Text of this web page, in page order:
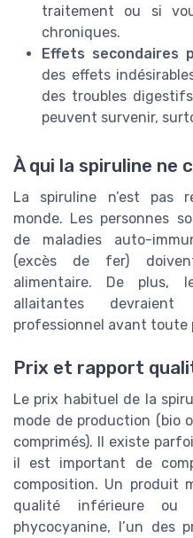
traitement ou si
chroniques.
Effets secondaires
des effets
des troubles
peuvent survenir,
À qui la spiruline ne
La spiruline n’est pas
monde. Les personnes
de maladies auto-
(excès de fer)
alimentaire. De plus,
allaitantes
professionnel avant toute
Prix et rapport
Le prix habituel de la
mode de production (bio
comprimés). Il existe
il est important de
composition. Un produit
qualité inférieure
phycocyanine, l’un des